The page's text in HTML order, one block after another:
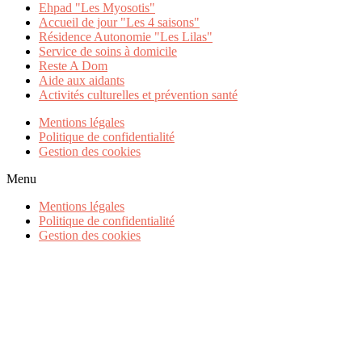
Ehpad "Les Myosotis"
Accueil de jour "Les 4 saisons"
Résidence Autonomie "Les Lilas"
Service de soins à domicile
Reste A Dom
Aide aux aidants
Activités culturelles et prévention santé
Mentions légales
Politique de confidentialité
Gestion des cookies
Menu
Mentions légales
Politique de confidentialité
Gestion des cookies